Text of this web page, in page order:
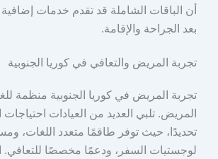
أن الباقات الشاملة قد تقدم خدمات إضافية
بعد الجراحة والإقامة.
تجربة المريض والتعافي في كوريا الجنوبية
تجربة المريض في كوريا الجنوبية منظمة
المريض. تلبي العديد من العيادات
تحديدًا، حيث توفر طاقمًا متعدد اللغات،
لوجستيات السفر، ودعمًا مخصصًا للتعافي.